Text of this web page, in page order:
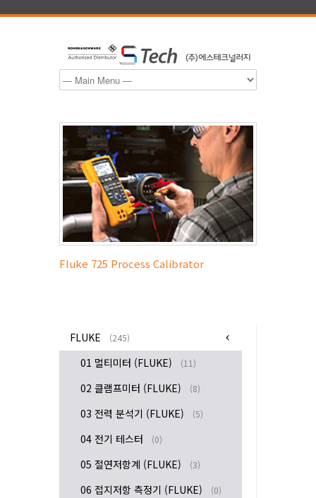
Fluke 725 Process Calibrator
FLUKE (245)
01 멀티미터 (FLUKE) (11)
02 클램프미터 (FLUKE) (8)
03 전력 분석기 (FLUKE) (5)
04 전기 테스터 (0)
05 절연저항계 (FLUKE) (3)
06 접지저항 측정기 (FLUKE) (0)